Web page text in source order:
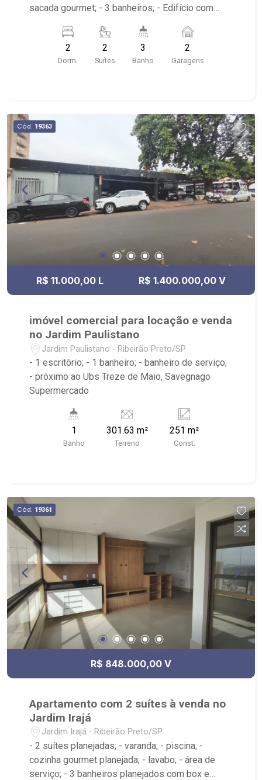
sacada gourmet; - 3 banheiros; - Edifício com
elevador; - próximo ao Ribeirão Shopping, Unip,
Pizzaria Verace;
2
Dorm.
2
Suítes
3
Banho
2
Garagens
Cód. 19363
R$ 11.000,00 L R$ 1.400.000,00 V
imóvel comercial para locação e venda
no Jardim Paulistano
Jardim Paulistano - Ribeirão Preto/SP
- 1 escritório; - 1 banheiro; - banheiro de serviço;
- próximo ao Ubs Treze de Maio, Savegnago
Supermercado
1
Banho
301.63 m²
Terreno
251 m²
Const.
Cód. 19361
R$ 848.000,00 V
Apartamento com 2 suítes à venda no
Jardim Irajá
Jardim Irajá - Ribeirão Preto/SP
- 2 suítes planejadas; - varanda; - piscina; -
cozinha gourmet planejada; - lavabo; - área de
serviço; - 3 banheiros planejados com box e